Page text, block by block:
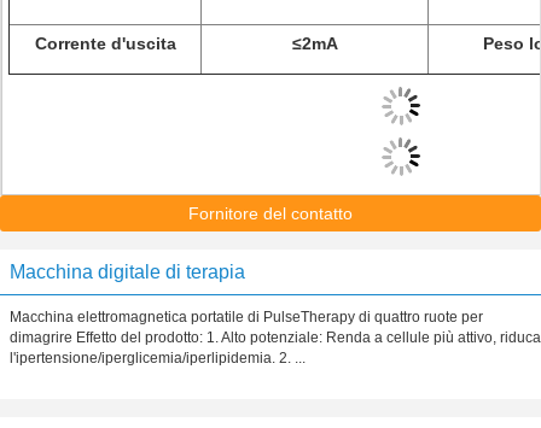
Corrente d'uscita ≤2mA Peso
Fornitore del contatto
Macchina digitale di terapia
Macchina elettromagnetica portatile di PulseTherapy di quattro ruote per
dimagrire Effetto del prodotto: 1. Alto potenziale: Renda a cellule più attivo, riduca
l'ipertensione/iperglicemia/iperlipidemia. 2. ...